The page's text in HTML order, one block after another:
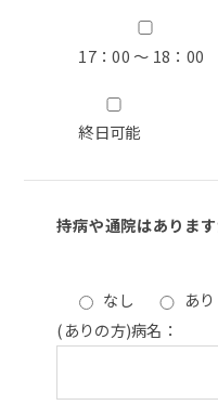
17：00 ～ 18：00
終日可能
持病や通院はあります
なし
あり
(ありの方)病名：